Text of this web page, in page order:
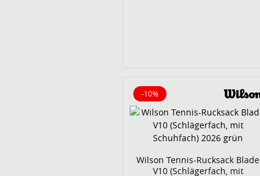
Wilson Tennis-Rucksack Blade
V10 (Schlägerfach, mit
-10%
10% reduziert